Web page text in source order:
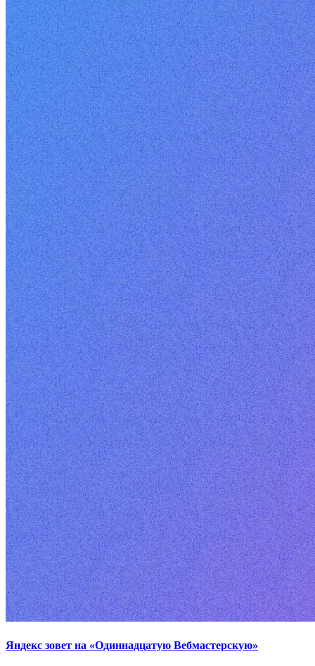
Яндекс зовет на «Одиннадцатую Вебмастерскую»